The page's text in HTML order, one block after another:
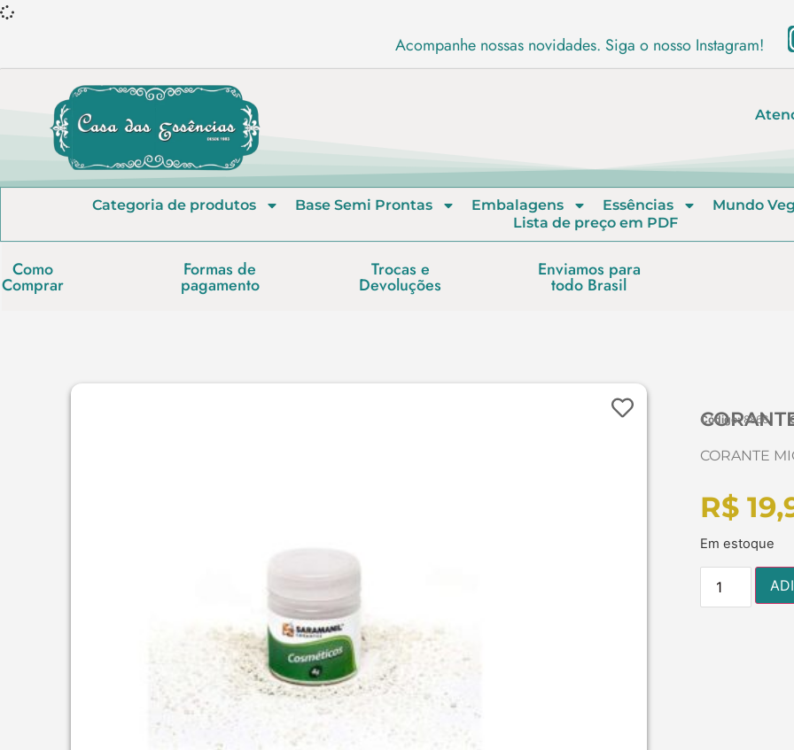
Acompanhe nossas novidades. Siga o nosso Instagram!
Categoria de produtos Base Semi Prontas Embalagens Essências
Mundo
Lista de preço em PDF
Como
Comprar
Formas de
pagamento
Trocas e
Devoluções
Enviamos para
todo Brasil
Código:8866
CORANTE
R$
Em estoque